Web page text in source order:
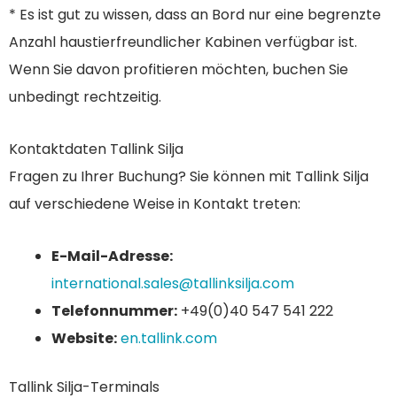
* Es ist gut zu wissen, dass an Bord nur eine begrenzte
Anzahl haustierfreundlicher Kabinen verfügbar ist.
Wenn Sie davon profitieren möchten, buchen Sie
unbedingt rechtzeitig.
Kontaktdaten Tallink Silja
Fragen zu Ihrer Buchung? Sie können mit Tallink Silja
auf verschiedene Weise in Kontakt treten:
E-Mail-Adresse:
international.sales@tallinksilja.com
Telefonnummer: +49(0)40 547 541 222
Website:en.tallink.com
Tallink Silja-Terminals